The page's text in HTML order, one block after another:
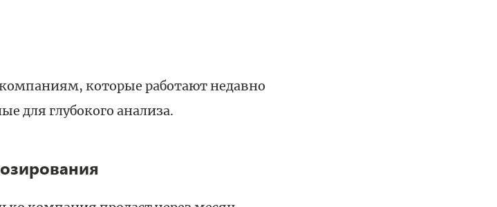
которые работают недавно
для глубокого анализа.